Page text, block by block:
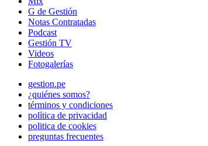
G de Gestión
Notas Contratadas
Podcast
Gestión TV
Videos
Fotogalerías
gestion.pe
¿quiénes somos?
términos y condiciones
política de privacidad
politica de cookies
preguntas frecuentes